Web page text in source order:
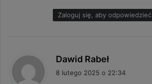
Zaloguj się, aby odpowiedzieć
Dawid Rabeł
i
8 lutego 2025 o 22:34